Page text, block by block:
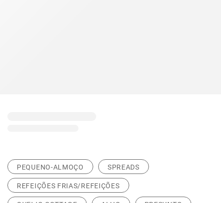
PEQUENO-ALMOÇO SPREADS
REFEIÇÕES FRIAS/REFEIÇÕES